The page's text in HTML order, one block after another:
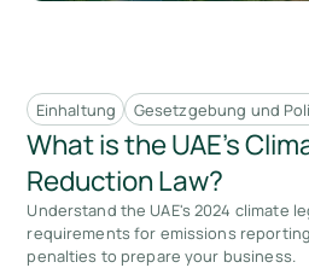
Einhaltung Gesetzgebung und
What is the UAE’s
Reduction Law?
Understand the UAE's 2024 climate
requirements for emissions
penalties to prepare your business.